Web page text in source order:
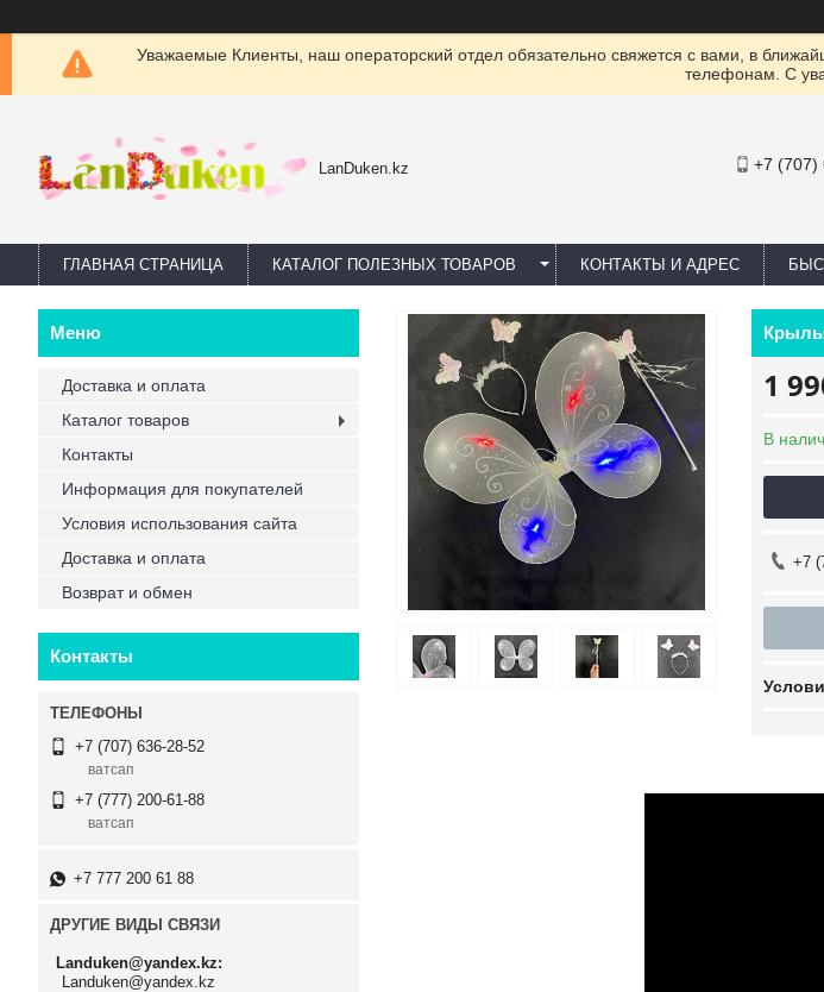
Уважаемые Клиенты, наш операторский отдел обязательно свяжется с вами, в
телефонам. С
LanDuken.kz +7 (707)
ГЛАВНАЯ СТРАНИЦА КАТАЛОГ ПОЛЕЗНЫХ ТОВАРОВ КОНТАКТЫ И АДРЕС
1
В
+7
Доставка и оплата
Каталог товаров
Контакты
Информация для покупателей
Условия использования сайта
Доставка и оплата
Возврат и обмен
Контакты
+7 (707) 636-28-52
ватсап
+7 (777) 200-61-88
ватсап
+7 777 200 61 88
ДРУГИЕ ВИДЫ СВЯЗИ
Landuken@yandex.kz
Landuken@yandex.kz